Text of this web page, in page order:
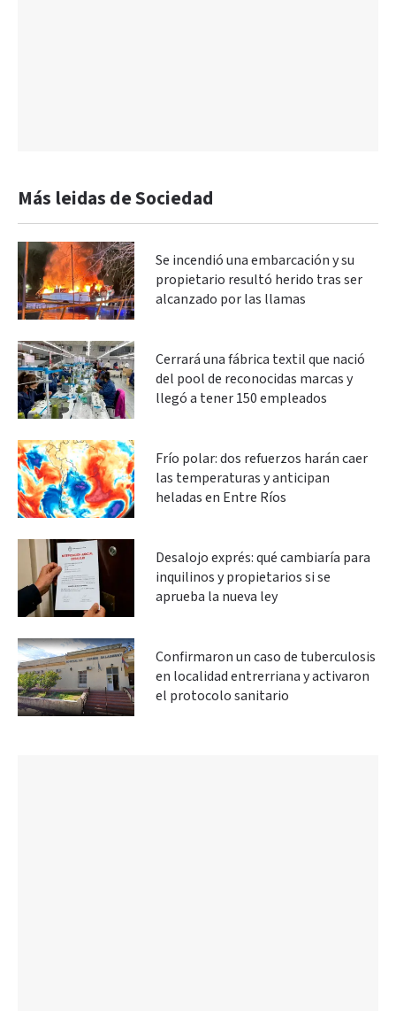
Más leidas de Sociedad
Se incendió una embarcación y su
propietario resultó herido tras ser
alcanzado por las llamas
Cerrará una fábrica textil que nació
del pool de reconocidas marcas y
llegó a tener 150 empleados
Frío polar: dos refuerzos harán caer
las temperaturas y anticipan
heladas en Entre Ríos
Desalojo exprés: qué cambiaría para
inquilinos y propietarios si se
aprueba la nueva ley
Confirmaron un caso de tuberculosis
en localidad entrerriana y activaron
el protocolo sanitario